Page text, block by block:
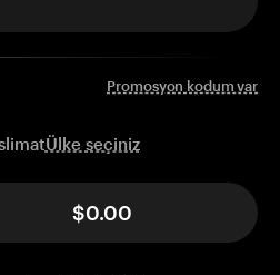
Promosyon kodum var
Ülke seçiniz
$0.00